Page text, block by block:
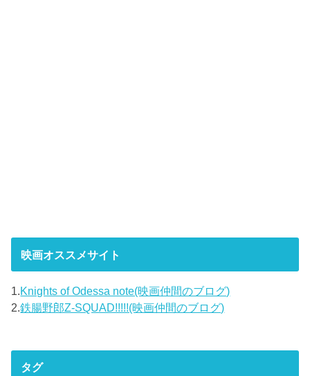
映画オススメサイト
1.Knights of Odessa note(映画仲間のブログ)
2.鉄腸野郎Z-SQUAD!!!!!(映画仲間のブログ)
タグ